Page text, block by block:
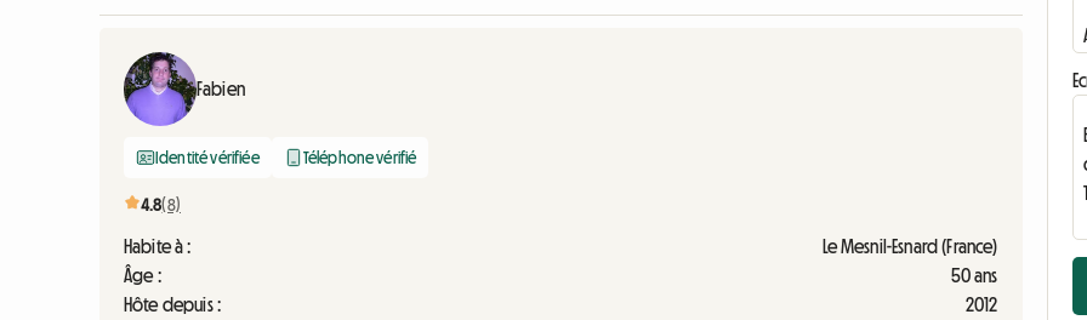
Fabien
Identité vérifiée Téléphone vérifié
4.8(8)
Habite à :
Le Mesnil-Esnard (France)
Âge :
50 ans
Hôte depuis :
2012